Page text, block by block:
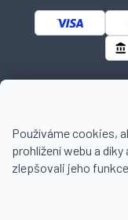
Používáme cookies,
prohlížení webu a
zlepšovali jeho
Copyright 2026